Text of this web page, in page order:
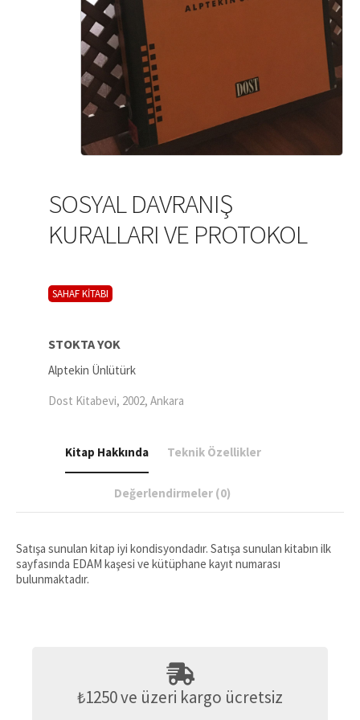
SOSYAL DAVRANIŞ
KURALLARI VE PROTOKOL
SAHAF KİTABI
STOKTA YOK
Alptekin Ünlütürk
Dost Kitabevi, 2002, Ankara
Kitap Hakkında Teknik Özellikler
Değerlendirmeler (0)
Satışa sunulan kitap iyi kondisyondadır. Satışa sunulan kitabın ilk
sayfasında EDAM kaşesi ve kütüphane kayıt numarası
bulunmaktadır.
₺1250 ve üzeri kargo ücretsiz